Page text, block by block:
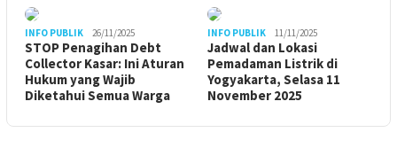
INFO PUBLIK 26/11/2025
STOP Penagihan Debt
Collector Kasar: Ini Aturan
Hukum yang Wajib
Diketahui Semua Warga
INFO PUBLIK 11/11/2025
Jadwal dan Lokasi
Pemadaman Listrik di
Yogyakarta, Selasa 11
November 2025